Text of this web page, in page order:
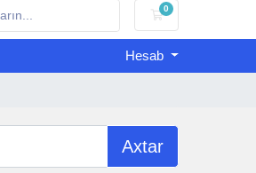
0
Səbət
Hesab
Axtar